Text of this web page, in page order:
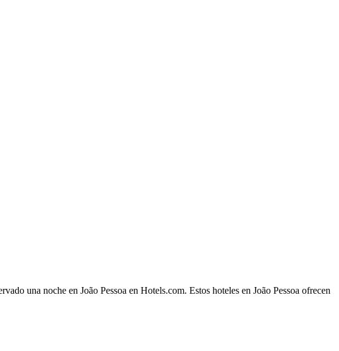
una noche en João Pessoa en Hotels.com. Estos hoteles en João Pessoa ofrecen